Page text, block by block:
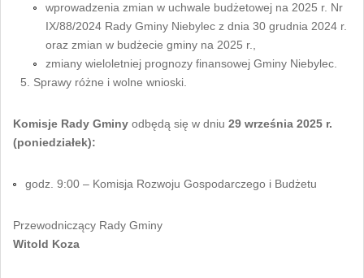
wprowadzenia zmian w uchwale budżetowej na 2025 r. Nr
IX/88/2024 Rady Gminy Niebylec z dnia 30 grudnia 2024 r.
oraz zmian w budżecie gminy na 2025 r.,
zmiany wieloletniej prognozy finansowej Gminy Niebylec.
Sprawy różne i wolne wnioski.
Komisje Rady Gminy odbędą się w dniu 29 września 2025 r.
(poniedziałek):
godz. 9:00 – Komisja Rozwoju Gospodarczego i Budżetu
Przewodniczący Rady Gminy
Witold Koza